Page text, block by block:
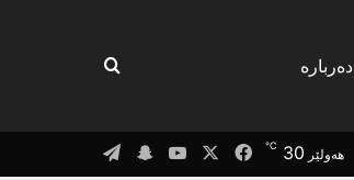
دەربارە گەریان بۆ
هەولێر 30
℃
Facebook
YouTube
Snapchat
Telegram